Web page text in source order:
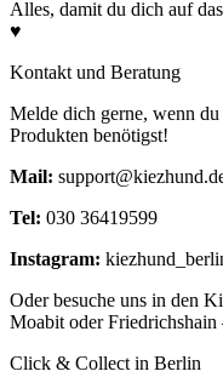
Alles, damit du dich auf
♥
Kontakt und Beratung
Melde dich gerne, wenn
Produkten benötigst!
Mail:
Tel: 030 36419599
Instagram:
Oder besuche uns in den
Moabit oder Friedrichshain
Click & Collect in Berlin